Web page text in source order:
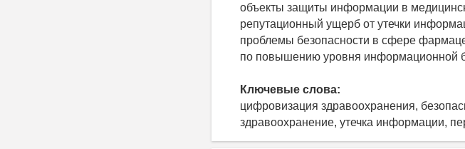
объекты защиты информации в
репутационный ущерб от утечки
проблемы безопасности в сфере
по повышению уровня информационной
Ключевые слова:
цифровизация здравоохранения,
здравоохранение, утечка информации,